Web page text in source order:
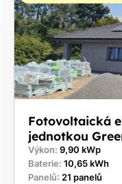
Fotovoltaická
jednotkou
Výkon: 9,90 kWp
Baterie: 10,65 kWh
Panelů: 21 panelů